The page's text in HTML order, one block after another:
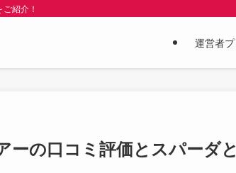
紹介！
運営者
ーの口コミ評価とスパーダ